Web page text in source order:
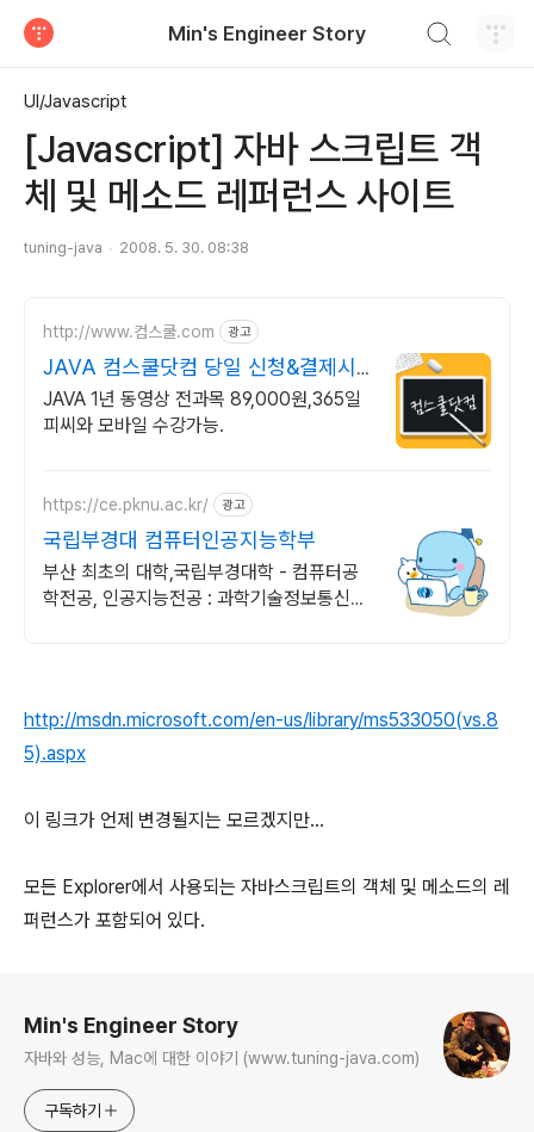
Min's Engineer Story
UI/Javascript
[Javascript] 자바 스크립트 객
체 및 메소드 레퍼런스 사이트
tuning-java 2008. 5. 30. 08:38
http://www.컴스쿨.com 광고
JAVA 컴스쿨닷컴 당일 신청&결제시
기프티콘!
JAVA 1년 동영상 전과목 89,000원,365일
피씨와 모바일 수강가능.
https://ce.pknu.ac.kr/ 광고
국립부경대 컴퓨터인공지능학부
부산 최초의 대학,국립부경대학 - 컴퓨터공
학전공, 인공지능전공 : 과학기술정보통신부
http://msdn.microsoft.com/en-us/library/ms533050(vs.8
5).aspx
이 링크가 언제 변경될지는 모르겠지만...
모든 Explorer에서 사용되는 자바스크립트의 객체 및 메소드의 레
퍼런스가 포함되어 있다.
Min's Engineer Story
자바와 성능, Mac에 대한 이야기 (www.tuning-java.com)
구독하기